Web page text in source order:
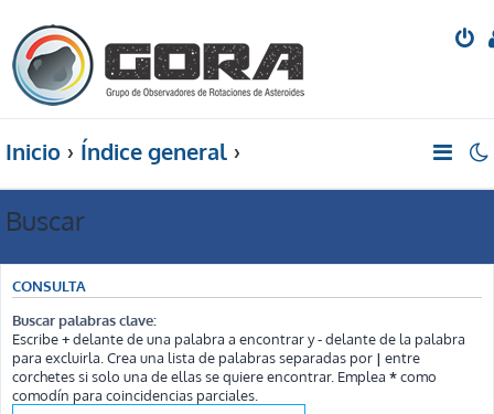
Inicio Índice general
Buscar
CONSULTA
Buscar palabras clave:
Escribe+delante de una palabra a encontrar y-delante de la palabra
para excluirla. Crea una lista de palabras separadas por | entre
corchetes si solo una de ellas se quiere encontrar. Emplea *como
comodín para coincidencias parciales.